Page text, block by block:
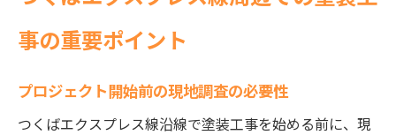
事の重要ポイント
プロジェクト開始前の現地調査の必要性
つくばエクスプレス線沿線で塗装工事を始める前に、現